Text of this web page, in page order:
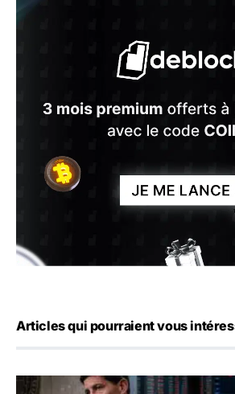
Articles qui pourraient vous
Kevin Warsh maintient sa